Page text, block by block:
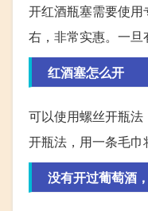
开红酒瓶塞需要使
右，非常实惠。一旦
红酒塞怎么开
可以使用螺丝开瓶
开瓶法，用一条毛巾
没有开过葡萄酒